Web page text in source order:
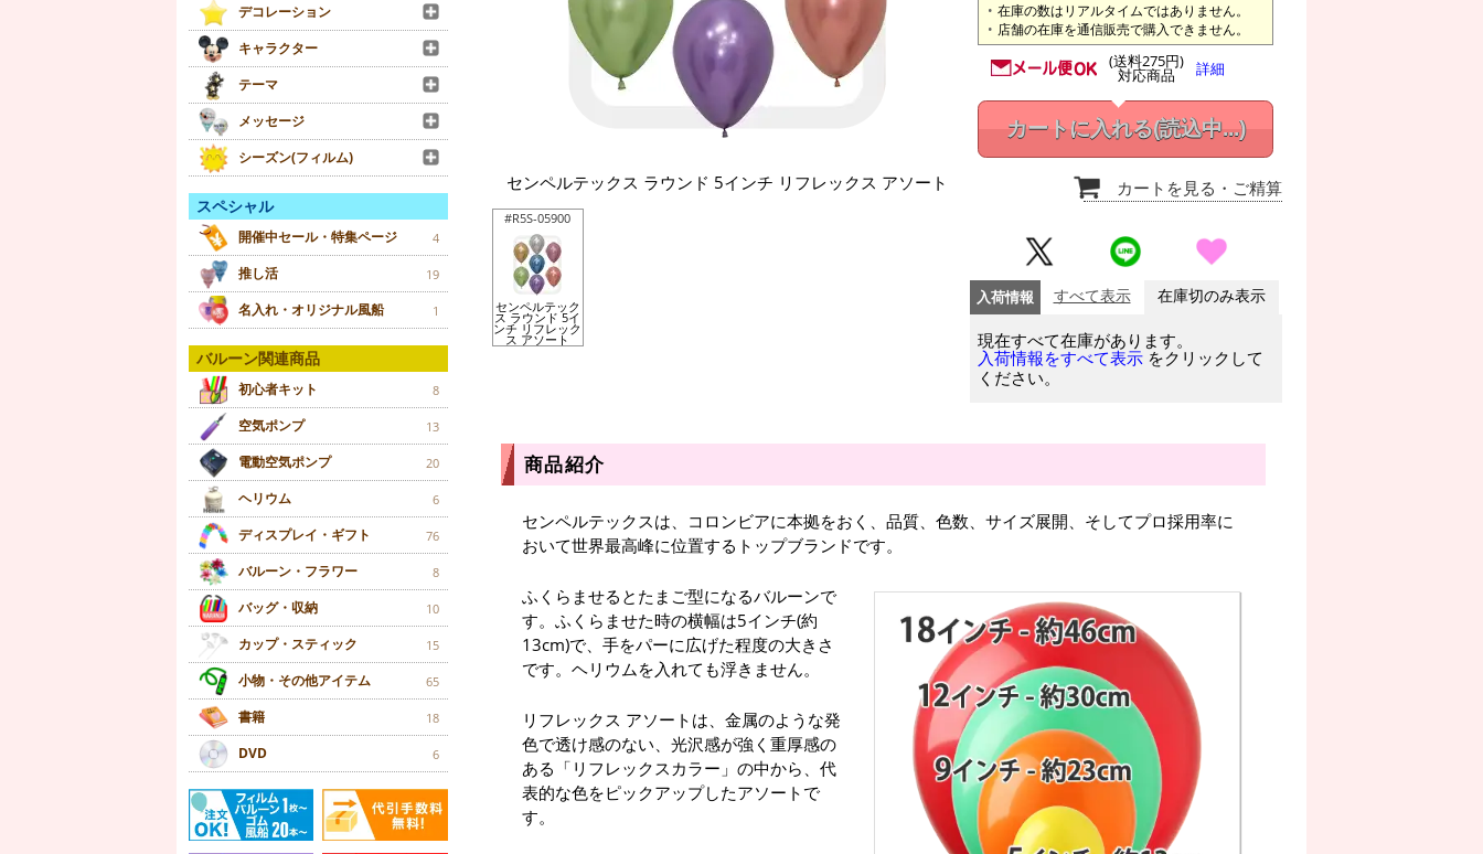
デコレーション
キャラクター
テーマ
メッセージ
シーズン(フィルム)
スペシャル
開催中セール・特集ページ 4
推し活 19
名入れ・オリジナル風船 1
バルーン関連商品
初心者キット 8
空気ポンプ 13
電動空気ポンプ 20
ヘリウム 6
ディスプレイ・ギフト 76
バルーン・フラワー 8
バッグ・収納 10
カップ・スティック 15
小物・その他アイテム 65
書籍 18
DVD 6
センペルテックス ラウンド 5インチ リフレックス アソート
#R5S-05900
センペルテック
ス ラウンド 5イ
ンチ リフレック
ス アソート
在庫の数はリアルタイムではありません。
店舗の在庫を通信販売で購入できません。
(送料275円)
対応商品 詳細
カートに入れる(読込中...)
カートを見る ・ご精算
入荷情報 すべて表示 在庫切のみ表示
現在すべて在庫があります。
入荷情報をすべて表示 をクリックして
ください。
商品紹介
センペルテックスは、コロンビアに本拠をおく、品質、色数、サイズ展開、そしてプロ採用率に
おいて世界最高峰に位置するトップブランドです。
ふくらませるとたまご型になるバルーンで
す。ふくらませた時の横幅は5インチ(約
13cm)で、手をパーに広げた程度の大きさ
です。ヘリウムを入れても浮きません。
リフレックス アソートは、金属のような発
色で透け感のない、光沢感が強く重厚感の
ある「リフレックスカラー」の中から、代
表的な色をピックアップしたアソートで
す。